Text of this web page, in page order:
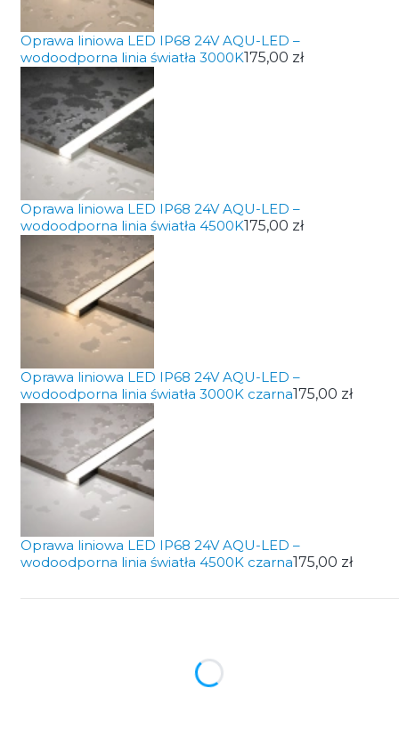
Oprawa liniowa LED IP68 24V AQU-LED –
wodoodporna linia światła 3000K175,00 zł
Oprawa liniowa LED IP68 24V AQU-LED –
wodoodporna linia światła 4500K175,00 zł
Oprawa liniowa LED IP68 24V AQU-LED –
wodoodporna linia światła 3000K czarna175,00 zł
Oprawa liniowa LED IP68 24V AQU-LED –
wodoodporna linia światła 4500K czarna175,00 zł